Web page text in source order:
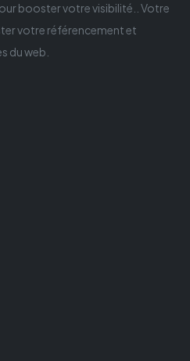
booster votre visibilité.. Votre
votre référencement et
du web.